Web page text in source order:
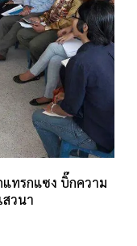
ทรกแซง บิ๊กความ
วนา